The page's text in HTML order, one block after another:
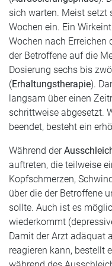
sich warten. Meist setzt
Wochen ein. Ein
Wochen nach Erreichen
der Betroffene auf die
Dosierung sechs bis
(Erhaltungstherapie).
langsam über einen
schrittweise abgesetzt.
beendet, besteht ein
Während der
auftreten, die teilweise
Kopfschmerzen,
über die der Betroffene
sollte. Auch ist es
wiederkommt
Damit der Arzt adäquat
reagieren kann, bestellt